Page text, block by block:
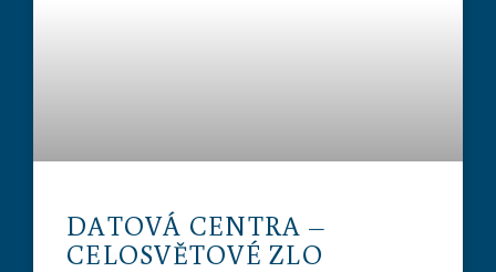
DATOVÁ CENTRA –
CELOSVĚTOVÉ ZLO